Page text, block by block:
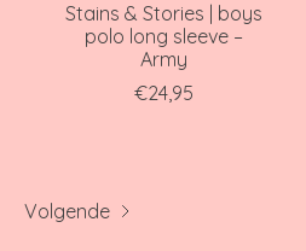
Stains & Stories | boys
polo long sleeve –
Army
€24,95
Volgende